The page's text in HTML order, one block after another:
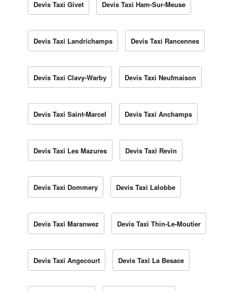
Devis Taxi Givet Devis Taxi Ham-Sur-Meuse
Devis Taxi Landrichamps Devis Taxi Rancennes
Devis Taxi Clavy-Warby Devis Taxi Neufmaison
Devis Taxi Saint-Marcel Devis Taxi Anchamps
Devis Taxi Les Mazures Devis Taxi Revin
Devis Taxi Dommery Devis Taxi Lalobbe
Devis Taxi Maranwez Devis Taxi Thin-Le-Moutier
Devis Taxi Angecourt Devis Taxi La Besace